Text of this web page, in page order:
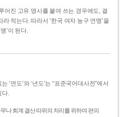
어진 고유 명사를 붙여 쓰는 경우에도, 결
적는다. 따라서 ‘한국 여자 농구 연맹’을
’이 된다.
‘연도’와 ‘년도’는 “표준국어대사전”에서
다.
무나 회계 결산 따위의 처리를 위하여 편의